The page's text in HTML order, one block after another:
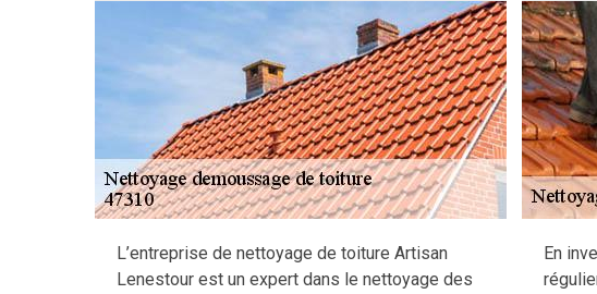
L’entreprise de nettoyage de toiture Artisan
Lenestour est un expert dans le nettoyage des
En